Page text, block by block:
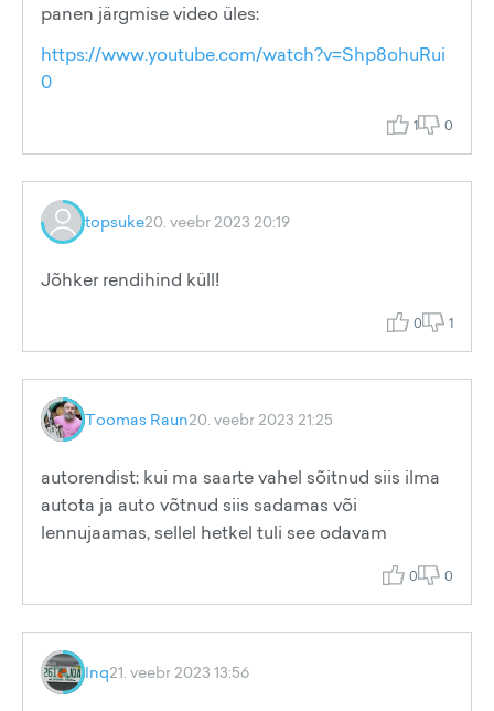
panen järgmise video üles:
https://www.youtube.com/watch?v=Shp8ohuRui
0
1 0
topsuke20. veebr 2023 20:19
Jõhker rendihind küll!
0 1
Toomas Raun20. veebr 2023 21:25
autorendist: kui ma saarte vahel sõitnud siis ilma
autota ja auto võtnud siis sadamas või
lennujaamas, sellel hetkel tuli see odavam
0 0
Inq21. veebr 2023 13:56